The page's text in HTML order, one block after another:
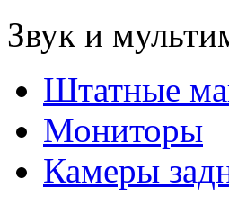
Звук и
Штатные
Мониторы
Камеры